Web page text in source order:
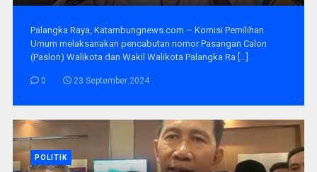
Palangka Raya, Katambungnews.com – Komisi Pemilihan
Umum melaksanakan pencabutan nomor Pasangan Calon
(Paslon) Walikota dan Wakil Walikota Palangka Ra [...]
0 23 September 2024
POLITIK